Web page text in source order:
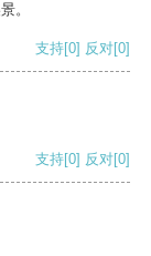
。
支持[0] 反对[0]
支持[0] 反对[0]